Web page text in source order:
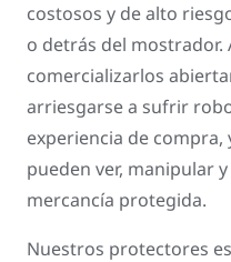
costosos y de alto
o detrás del
comercializarlos
arriesgarse a sufrir
experiencia de compra,
pueden ver, manipular
mercancía protegida.
Nuestros protectores